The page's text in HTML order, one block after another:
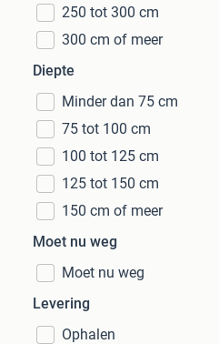
250 tot 300 cm
300 cm of meer
Diepte
Minder dan 75 cm
75 tot 100 cm
100 tot 125 cm
125 tot 150 cm
150 cm of meer
Moet nu weg
Moet nu weg
Levering
Ophalen